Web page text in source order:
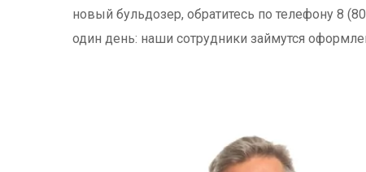
новый бульдозер, обратитесь по телефону 8
один день: наши сотрудники займутся